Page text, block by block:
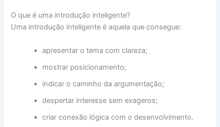
O que é uma introdução inteligente?
Uma introdução inteligente é aquela que consegue:
apresentar o tema com clareza;
mostrar posicionamento;
indicar o caminho da argumentação;
despertar interesse sem exageros;
criar conexão lógica com o desenvolvimento.